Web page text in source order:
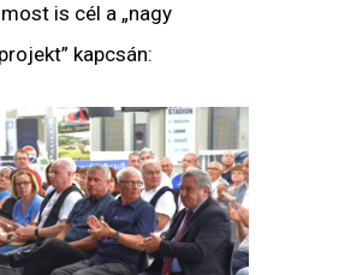
is cél a „nagy
kapcsán: